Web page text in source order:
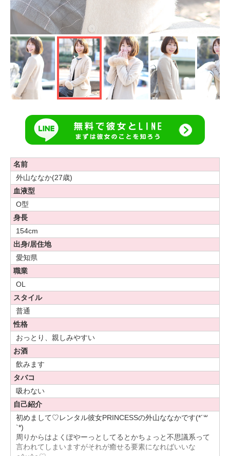
名前
外山ななか(27歳)
血液型
O型
身長
154cm
出身/居住地
愛知県
職業
OL
スタイル
普通
性格
おっとり、親しみやすい
お酒
飲みます
タバコ
吸わない
自己紹介
初めまして♡レンタル彼女PRINCESSの外山ななかです(*´꒳
`*)
周りからはよくぽやーっとしてるとかちょっと不思議系って
言われてしまいますがそれが癒せる要素になればいいな